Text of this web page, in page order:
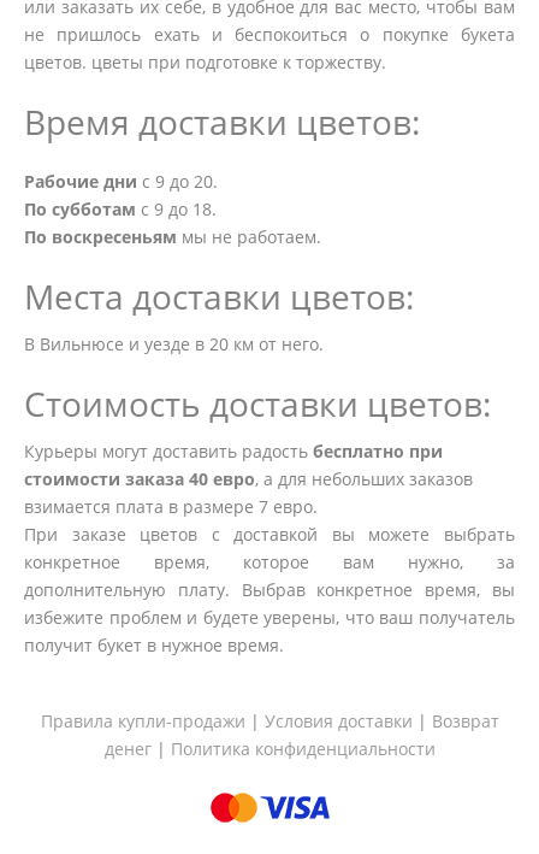
или заказать их себе, в удобное для вас место, чтобы вам
не пришлось ехать и беспокоиться о покупке букета
цветов. цветы при подготовке к торжеству.
Время доставки цветов:
Рабочие дни с 9 до 20.
По субботам с 9 до 18.
По воскресеньям мы не работаем.
Места доставки цветов:
В Вильнюсе и уезде в 20 км от него.
Стоимость доставки цветов:
Курьеры могут доставить радость бесплатно при
стоимости заказа 40 евро, а для небольших заказов
взимается плата в размере 7 евро.
При заказе цветов с доставкой вы можете выбрать
конкретное время, которое вам нужно, за
дополнительную плату. Выбрав конкретное время, вы
избежите проблем и будете уверены, что ваш получатель
получит букет в нужное время.
Правила купли-продажи | Условия доставки | Возврат
денег| Политика конфиденциальности